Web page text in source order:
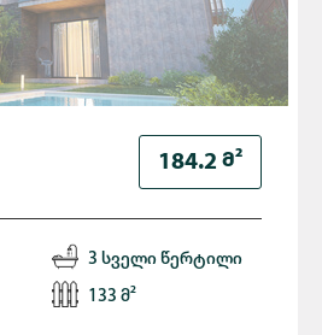
184.2 Მ²
3 სველი წერტილი
133 მ²